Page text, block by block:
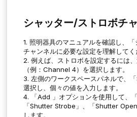
シャッター/ストロボチ
1. 照明器具のマニュアルを確認し、「
チャンネルに必要な設定を理解してく
2. 例えば、ストロボを設定するには
（例：Channel 4）を選択します。
3. 左側のワークスペースパネルで、「
選択し、個々の値を入力します。
4. 「Add 」オプションを使用して、「
「Shutter Strobe 」、「Shutter Open
します。